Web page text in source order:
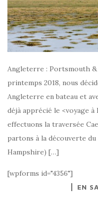
Angleterre : Portsmouth
printemps 2018, nous
Angleterre en bateau et
déjà apprécié le <voyage à
effectuons la traversée
partons à la découverte
Hampshire) […]
[wpforms id="4356"]
EN